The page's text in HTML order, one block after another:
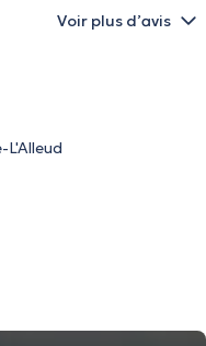
Voir plus d’avis
L'Alleud